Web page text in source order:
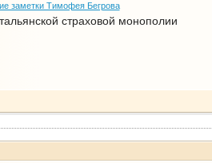
заметки Тимофея Бегрова
страховой монополии